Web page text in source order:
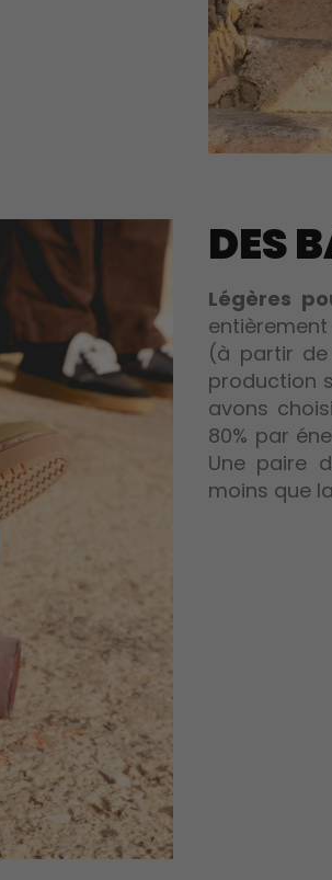
DES
Légères
(à partir de
production
avons
80% par
Une paire
moins que